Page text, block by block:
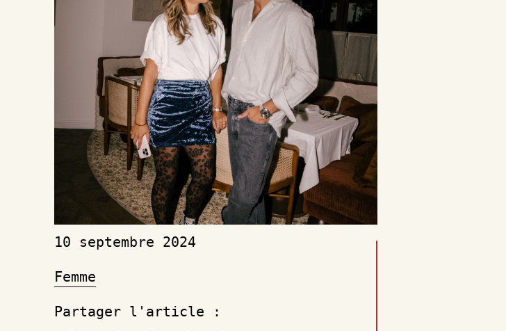
10 septembre 2024
Femme
Partager l'article :